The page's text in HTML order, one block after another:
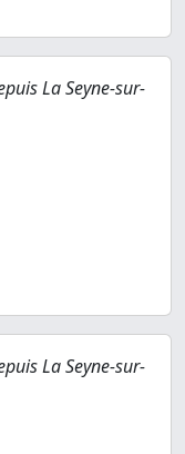
La Seyne-sur-
La Seyne-sur-